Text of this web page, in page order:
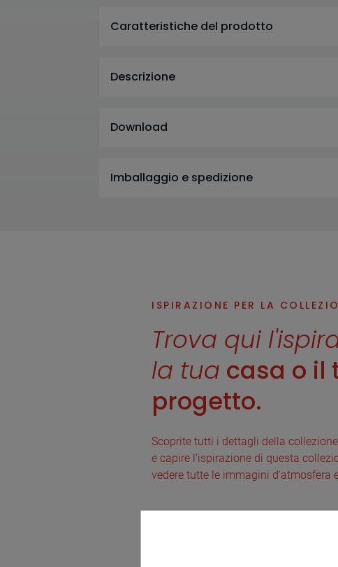
Caratteristiche del prodotto
Descrizione
Download
Imballaggio e spedizione
ISPIRAZIONE PER LA
Trova qui
la tua casa o il
progetto.
Scoprite tutti i dettagli della
e capire l'ispirazione di questa
vedere tutte le immagini d'atmosfera